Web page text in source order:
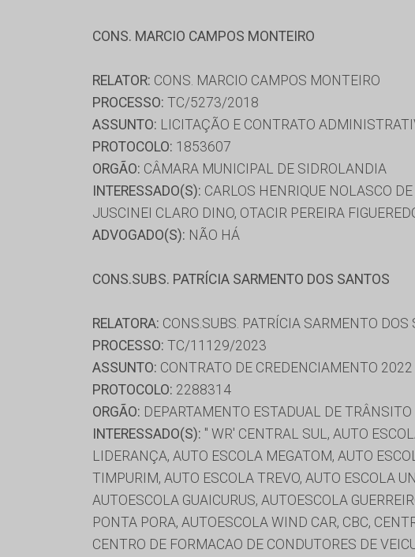
CONS. MARCIO CAMPOS MONTEIRO
RELATOR: CONS. MARCIO CAMPOS MONTEIRO
PROCESSO: TC/5273/2018
ASSUNTO: LICITAÇÃO E CONTRATO
PROTOCOLO: 1853607
ORGÃO: CÂMARA MUNICIPAL DE SIDROLANDIA
INTERESSADO(S): CARLOS HENRIQUE NOLASCO
JUSCINEI CLARO DINO, OTACIR PEREIRA
ADVOGADO(S): NÃO HÁ
CONS.SUBS. PATRÍCIA SARMENTO DOS SANTOS
RELATORA: CONS.SUBS. PATRÍCIA SARMENTO DOS
PROCESSO: TC/11129/2023
ASSUNTO: CONTRATO DE CREDENCIAMENTO 2022
PROTOCOLO: 2288314
ORGÃO: DEPARTAMENTO ESTADUAL DE TRÂNSITO
INTERESSADO(S): '' WR' CENTRAL SUL, AUTO
LIDERANÇA, AUTO ESCOLA MEGATOM, AUTO
TIMPURIM, AUTO ESCOLA TREVO, AUTO ESCOLA
AUTOESCOLA GUAICURUS, AUTOESCOLA
PONTA PORA, AUTOESCOLA WIND CAR, CBC,
CENTRO DE FORMACAO DE CONDUTORES DE